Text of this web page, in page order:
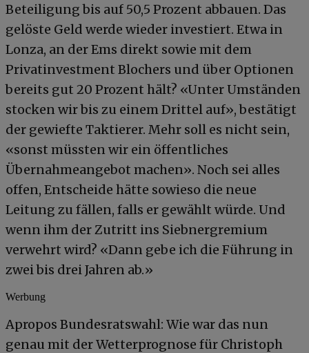
Beteiligung bis auf 50,5 Prozent abbauen. Das
gelöste Geld werde wieder investiert. Etwa in
Lonza, an der Ems direkt sowie mit dem
Privatinvestment Blochers und über Optionen
bereits gut 20 Prozent hält? «Unter Umständen
stocken wir bis zu einem Drittel auf», bestätigt
der gewiefte Taktierer. Mehr soll es nicht sein,
«sonst müssten wir ein öffentliches
Übernahmeangebot machen». Noch sei alles
offen, Entscheide hätte sowieso die neue
Leitung zu fällen, falls er gewählt würde. Und
wenn ihm der Zutritt ins Siebnergremium
verwehrt wird? «Dann gebe ich die Führung in
zwei bis drei Jahren ab.»
Werbung
Apropos Bundesratswahl: Wie war das nun
genau mit der Wetterprognose für Christoph